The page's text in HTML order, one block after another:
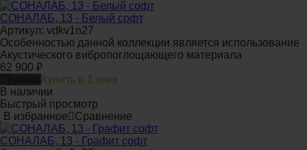
СОНАЛАБ, 13 - Белый софт
Артикул: vdkv1n27
Особенностью данной коллекции является использование
Акустического вибропоглощающего материала
62 900 ₽
Купить в 1 клик
В наличии
Быстрый просмотр
В избранное
Сравнение
СОНАЛАБ, 13 - Графит софт